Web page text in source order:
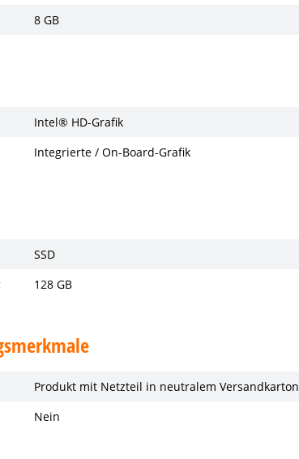
8 GB
Intel® HD-Grafik
Integrierte / On-Board-Grafik
SSD
128 GB
Produkt mit Netzteil in neutralem Versandkarton
Nein